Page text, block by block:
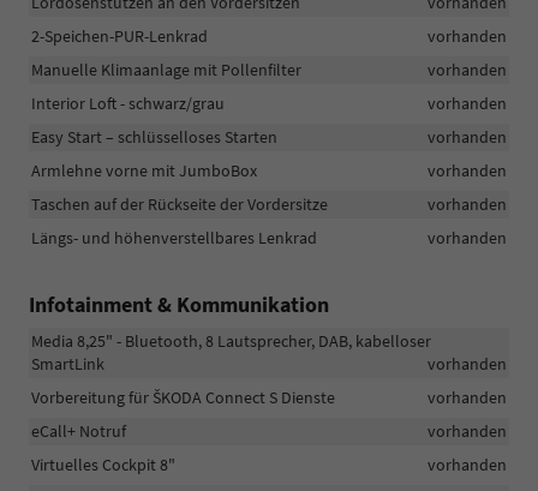
2-Speichen-PUR-Lenkrad
vorhanden
Manuelle Klimaanlage mit Pollenfilter
vorhanden
Interior Loft - schwarz/grau
vorhanden
Easy Start – schlüsselloses Starten
vorhanden
Armlehne vorne mit JumboBox
vorhanden
Taschen auf der Rückseite der Vordersitze
vorhanden
Längs- und höhenverstellbares Lenkrad
vorhanden
Infotainment & Kommunikation
Media 8,25" - Bluetooth, 8 Lautsprecher, DAB, kabelloser
SmartLink
vorhanden
Vorbereitung für ŠKODA Connect S Dienste
vorhanden
eCall+ Notruf
vorhanden
Virtuelles Cockpit 8"
vorhanden